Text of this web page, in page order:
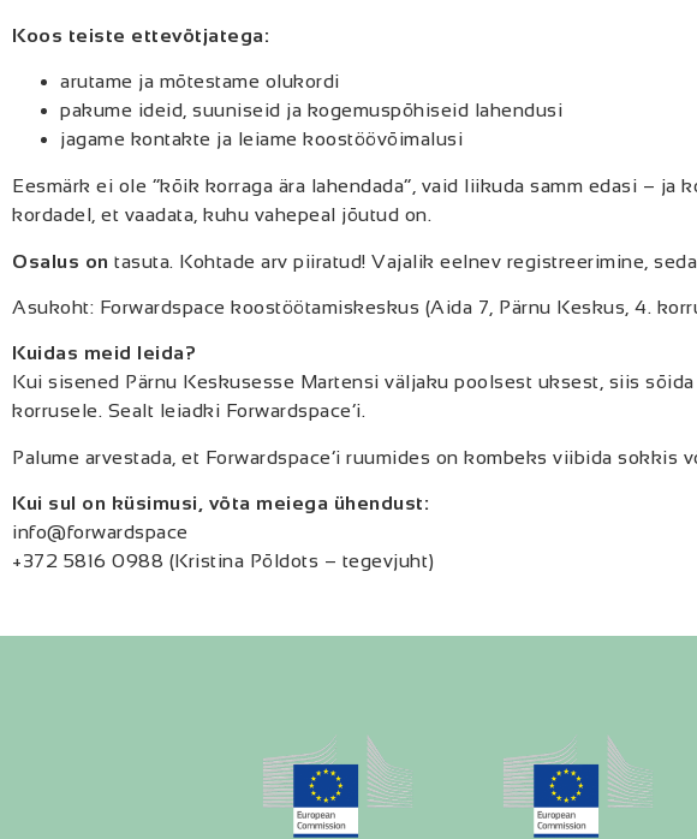
Koos teiste ettevõtjatega:
arutame ja mõtestame olukordi
pakume ideid, suuniseid ja kogemuspõhiseid lahendusi
jagame kontakte ja leiame koostöövõimalusi
Eesmärk ei ole “kõik korraga ära lahendada”, vaid liikuda samm edasi – ja
kordadel, et vaadata, kuhu vahepeal jõutud on.
Osalus on tasuta. Kohtade arv piiratud! Vajalik eelnev registreerimine,
Asukoht: Forwardspace koostöötamiskeskus (Aida 7, Pärnu Keskus, 4.
Kuidas meid leida?
Kui sisened Pärnu Keskusesse Martensi väljaku poolsest uksest, siis
korrusele. Sealt leiadki Forwardspace’i.
Palume arvestada, et Forwardspace’i ruumides on kombeks viibida sokkis
Kui sul on küsimusi, võta meiega ühendust:
info@forwardspace
+372 5816 0988 (Kristina Põldots – tegevjuht)